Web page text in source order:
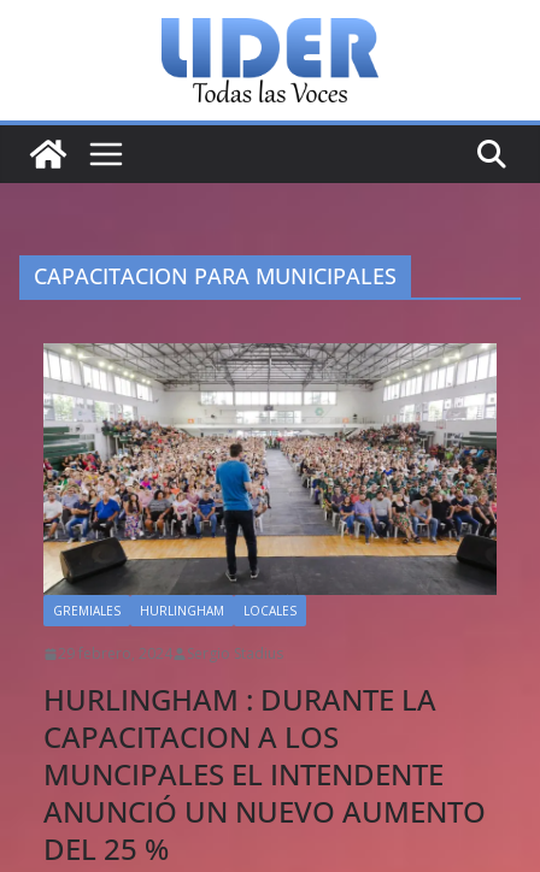
CAPACITACION PARA MUNICIPALES
GREMIALES HURLINGHAM LOCALES
29 febrero, 2024 Sergio Stadius
HURLINGHAM : DURANTE LA
CAPACITACION A LOS
MUNCIPALES EL INTENDENTE
ANUNCIÓ UN NUEVO AUMENTO
DEL 25 %